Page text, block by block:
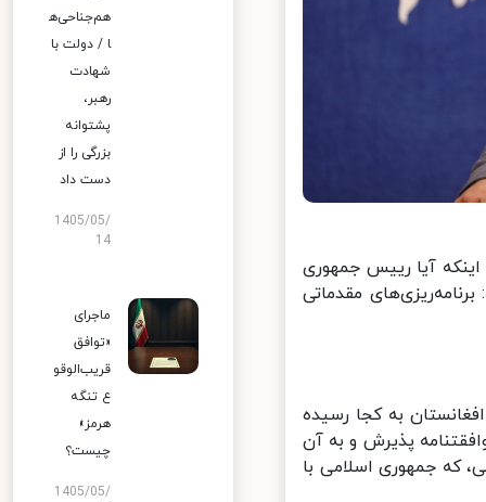
آیا رییس جمهوری
مقدماتی
به کجا رسیده
پذیرش و به آن
جمهوری اسلامی با
هم‌جناحی‌ه
ا / دولت با
شهادت
رهبر،
پشتوانه
بزرگی را از
دست داد
1405/05/
14
ماجرای
«توافق
قریب‌الوقو
ع تنگه
هرمز»
چیست؟
1405/05/